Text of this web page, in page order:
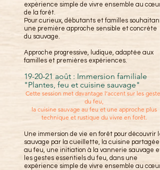
expérience simple de vivre ensemble au cœur
de la forêt.
Pour curieux, débutants et familles souhaitant
une première approche sensible et concrète
du sauvage.
Approche progressive, ludique, adaptée aux
familles et premières expériences.
19-20-21 août : Immersion familiale
"Plantes, feu et cuisine sauvage"
Cette session met davantage l’accent sur les gestes
du feu,
la cuisine sauvage au feu et une approche plus
technique et rustique du vivre en forêt.
Une immersion de vie en forêt pour découvrir le
sauvage par la cueillette, la cuisine partagée
au feu, une initiation à la vannerie sauvage et
les gestes essentiels du feu, dans une
expérience simple de vivre ensemble au cœur